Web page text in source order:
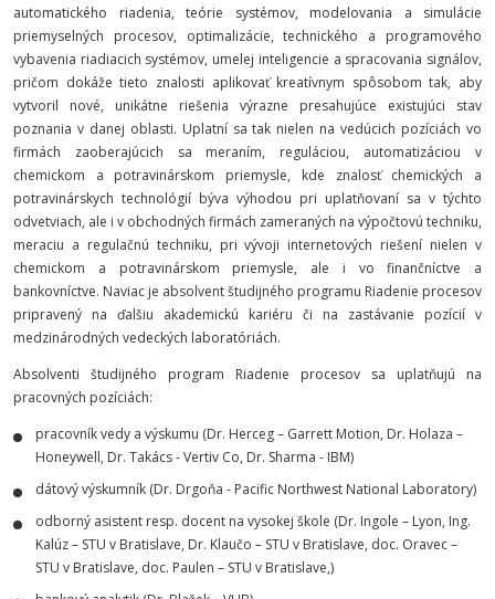
automatického riadenia, teórie systémov, modelovania a simulácie
priemyselných procesov, optimalizácie, technického a programového
vybavenia riadiacich systémov, umelej inteligencie a spracovania signálov,
pričom dokáže tieto znalosti aplikovať kreatívnym spôsobom tak, aby
vytvoril nové, unikátne riešenia výrazne presahujúce existujúci stav
poznania v danej oblasti. Uplatní sa tak nielen na vedúcich pozíciách vo
firmách zaoberajúcich sa meraním, reguláciou, automatizáciou v
chemickom a potravinárskom priemysle, kde znalosť chemických a
potravinárskych technológií býva výhodou pri uplatňovaní sa v týchto
odvetviach, ale i v obchodných firmách zameraných na výpočtovú techniku,
meraciu a regulačnú techniku, pri vývoji internetových riešení nielen v
chemickom a potravinárskom priemysle, ale i vo finančníctve a
bankovníctve. Naviac je absolvent študijného programu Riadenie procesov
pripravený na ďalšiu akademickú kariéru či na zastávanie pozícií v
medzinárodných vedeckých laboratóriách.
Absolventi študijného program Riadenie procesov sa uplatňujú na
pracovných pozíciách:
pracovník vedy a výskumu (Dr. Herceg – Garrett Motion, Dr. Holaza –
Honeywell, Dr. Takács - Vertiv Co, Dr. Sharma - IBM)
dátový výskumník (Dr. Drgoňa - Pacific Northwest National Laboratory)
odborný asistent resp. docent na vysokej škole (Dr. Ingole – Lyon, Ing.
Kalúz – STU v Bratislave, Dr. Klaučo – STU v Bratislave, doc. Oravec –
STU v Bratislave, doc. Paulen – STU v Bratislave,)